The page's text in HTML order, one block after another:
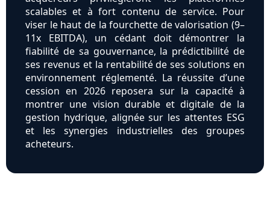
scalables et à fort contenu de service. Pour
viser le haut de la fourchette de valorisation (9–
11x EBITDA), un cédant doit démontrer la
fiabilité de sa gouvernance, la prédictibilité de
ses revenus et la rentabilité de ses solutions en
environnement réglementé. La réussite d’une
cession en 2026 reposera sur la capacité à
montrer une vision durable et digitale de la
gestion hydrique, alignée sur les attentes ESG
et les synergies industrielles des groupes
acheteurs.